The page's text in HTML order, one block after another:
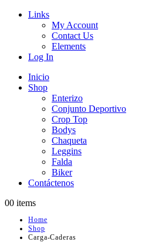
Links
My Account
Contact Us
Elements
Log In
Inicio
Shop
Enterizo
Conjunto Deportivo
Crop Top
Bodys
Chaqueta
Leggins
Falda
Biker
Contáctenos
00 items
Home
Shop
Carga-Caderas